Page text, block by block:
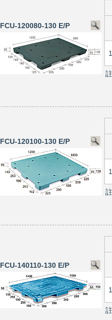
FCU-120080-130 E/P
FCU-120100-130 E/P
FCU-140110-130 E/P